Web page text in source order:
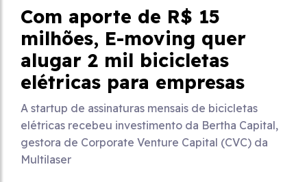
Com aporte de R$ 15
milhões, E-moving quer
alugar 2 mil bicicletas
elétricas para empresas
A startup de assinaturas mensais de bicicletas
elétricas recebeu investimento da Bertha Capital,
gestora de Corporate Venture Capital (CVC) da
Multilaser